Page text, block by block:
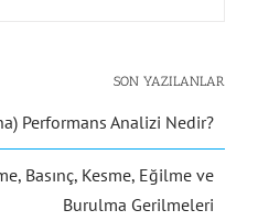
SON YAZILANLAR
Performans Analizi Nedir?
Basınç, Kesme, Eğilme ve
Burulma Gerilmeleri